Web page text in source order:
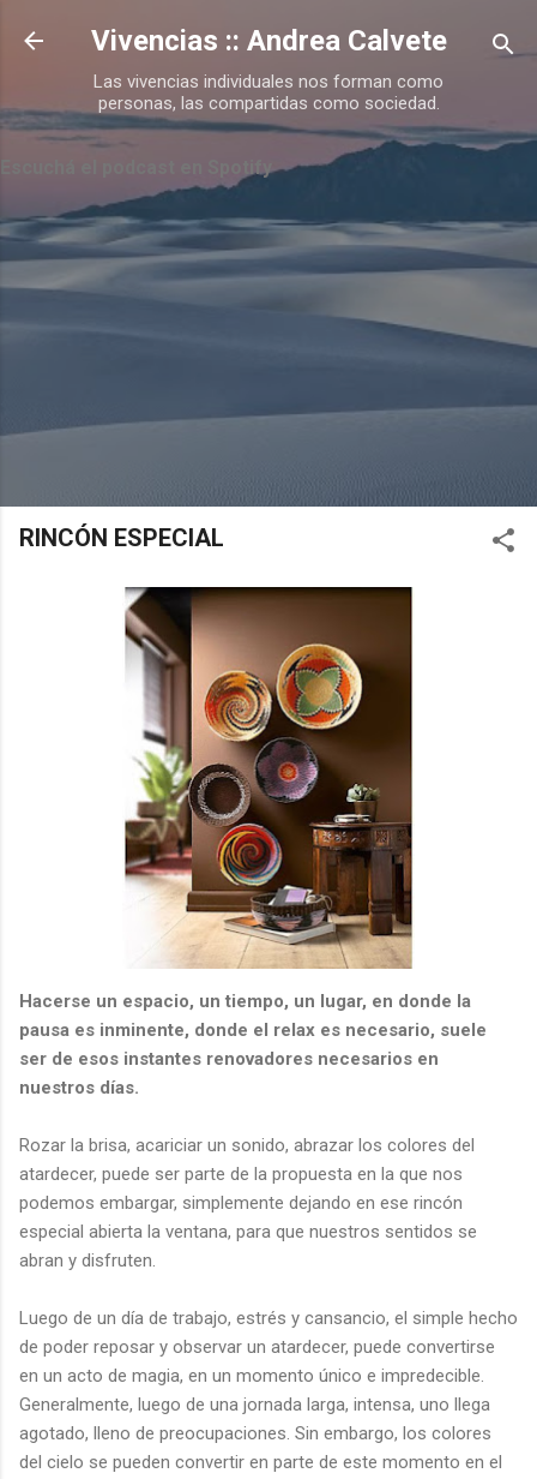
Ir al contenido principal
Vivencias :: Andrea Calvete
Las vivencias individuales nos forman como
personas, las compartidas como sociedad.
Escuchá el podcast en Spotify
RINCÓN ESPECIAL
Hacerse un espacio, un tiempo, un lugar, en donde la
pausa es inminente, donde el relax es necesario, suele
ser de esos instantes renovadores necesarios en
nuestros días.
Rozar la brisa, acariciar un sonido, abrazar los colores del
atardecer, puede ser parte de la propuesta en la que nos
podemos embargar, simplemente dejando en ese rincón
especial abierta la ventana, para que nuestros sentidos se
abran y disfruten.
Luego de un día de trabajo, estrés y cansancio, el simple hecho
de poder reposar y observar un atardecer, puede convertirse
en un acto de magia, en un momento único e impredecible.
Generalmente, luego de una jornada larga, intensa, uno llega
agotado, lleno de preocupaciones. Sin embargo, los colores
del cielo se pueden convertir en parte de este momento en el